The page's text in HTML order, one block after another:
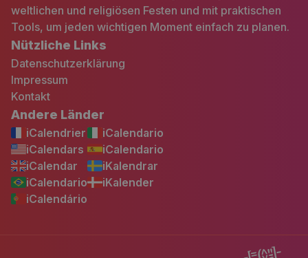
weltlichen und religiösen Festen und mit praktischen
Tools, um jeden wichtigen Moment einfach zu planen.
Nützliche Links
Datenschutzerklärung
Impressum
Kontakt
Andere Länder
iCalendrier
iCalendars
iCalendar
iCalendario
iCalendário
iCalendario
iCalendario
iKalendrar
iKalender